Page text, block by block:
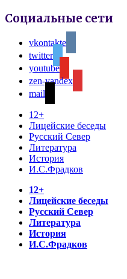
Социальные сети
vkontakte
twitter
youtube
zen-yandex
mail
12+
Лицейские беседы
Русский Север
Литература
История
И.С.Фрадков
12+
Лицейские беседы
Русский Север
Литература
История
И.С.Фрадков